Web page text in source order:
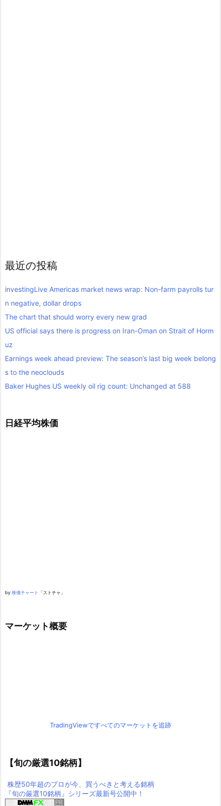
最近の投稿
investingLive Americas market news wrap: Non-farm payrolls tur
n negative, dollar drops
The chart that should worry every new grad
US official says there is progress on Iran-Oman on Strait of Horm
uz
Earnings week ahead preview: The season’s last big week belong
s to the neoclouds
Baker Hughes US weekly oil rig count: Unchanged at 588
日経平均株価
by 株価チャート 「ストチャ」
マーケット概要
TradingViewですべてのマーケットを追跡
【旬の厳選10銘柄】
株歴50年超のプロが今、買うべきと考える銘柄
『旬の厳選10銘柄』シリーズ最新号公開中！